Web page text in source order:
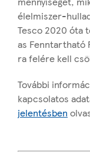
élelmiszer-
Tesco 2020 óta
as Fenntartható
ra felére kell
További
kapcsolatos
jelentésben